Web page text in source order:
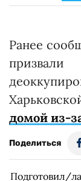
Ранее
домой из-
Поделиться
Подготовил/